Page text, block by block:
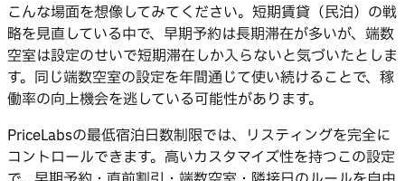
こんな場面を想像してみてください。短期賃貸（民泊）の戦
略を見直している中で、早期予約は長期滞在が多いが、端数
空室は設定のせいで短期滞在しか入らないと気づいたとしま
す。同じ端数空室の設定を年間通じて使い続けることで、稼
働率の向上機会を逃している可能性があります。
PriceLabsの最低宿泊日数制限では、リスティングを完全に
コントロールできます。高いカスタマイズ性を持つこの設定